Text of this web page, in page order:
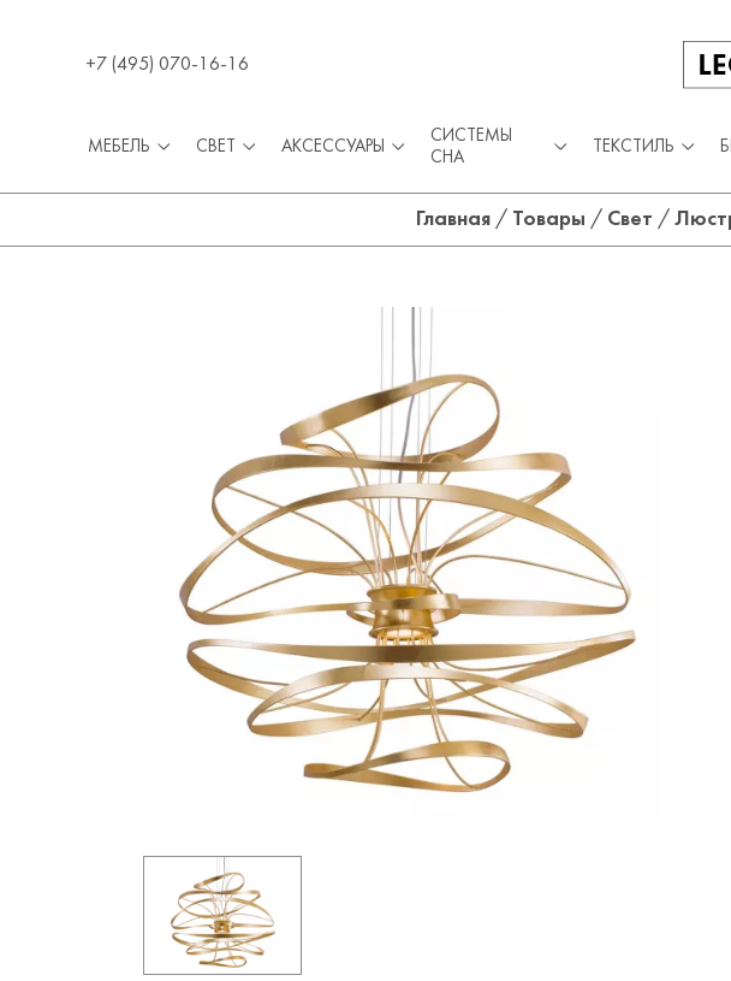
+7 (495) 070-16-16
МЕБЕЛЬ СВЕТ АКСЕССУАРЫ
СИСТЕМЫ
СНА
ТЕКСТИЛЬ
Главная / Товары / Свет /